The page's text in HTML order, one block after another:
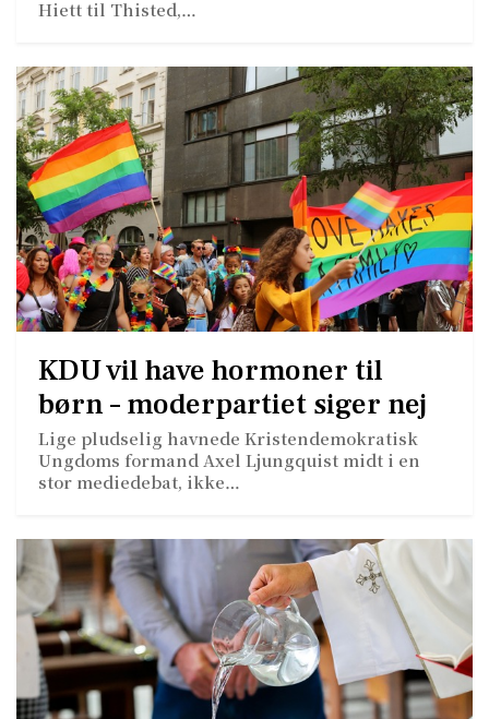
Hiett til Thisted,…
KDU vil have hormoner til
børn – moderpartiet siger nej
Lige pludselig havnede Kristendemokratisk
Ungdoms formand Axel Ljungquist midt i en
stor mediedebat, ikke…